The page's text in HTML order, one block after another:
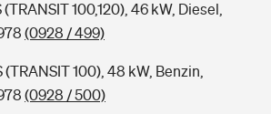
100,120), 46 kW, Diesel,
(0928 / 499)
(TRANSIT 100), 48 kW, Benzin,
(0928 / 500)